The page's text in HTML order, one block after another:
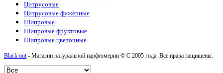
Цитрусовые
Цитрусовые фужерные
Шипровые
Шипровые фруктовые
Шипровые цветочные
Black out- Магазин натуральной парфюмерии © С 2005 года. Все права защищены.